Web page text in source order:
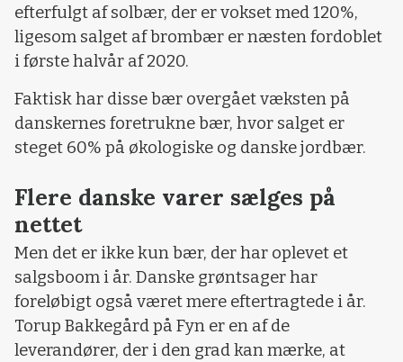
efterfulgt af solbær, der er vokset med 120%,
ligesom salget af brombær er næsten fordoblet
i første halvår af 2020.
Faktisk har disse bær overgået væksten på
danskernes foretrukne bær, hvor salget er
steget 60% på økologiske og danske jordbær.
Flere danske varer sælges på
nettet
Men det er ikke kun bær, der har oplevet et
salgsboom i år. Danske grøntsager har
foreløbigt også været mere eftertragtede i år.
Torup Bakkegård på Fyn er en af de
leverandører, der i den grad kan mærke, at